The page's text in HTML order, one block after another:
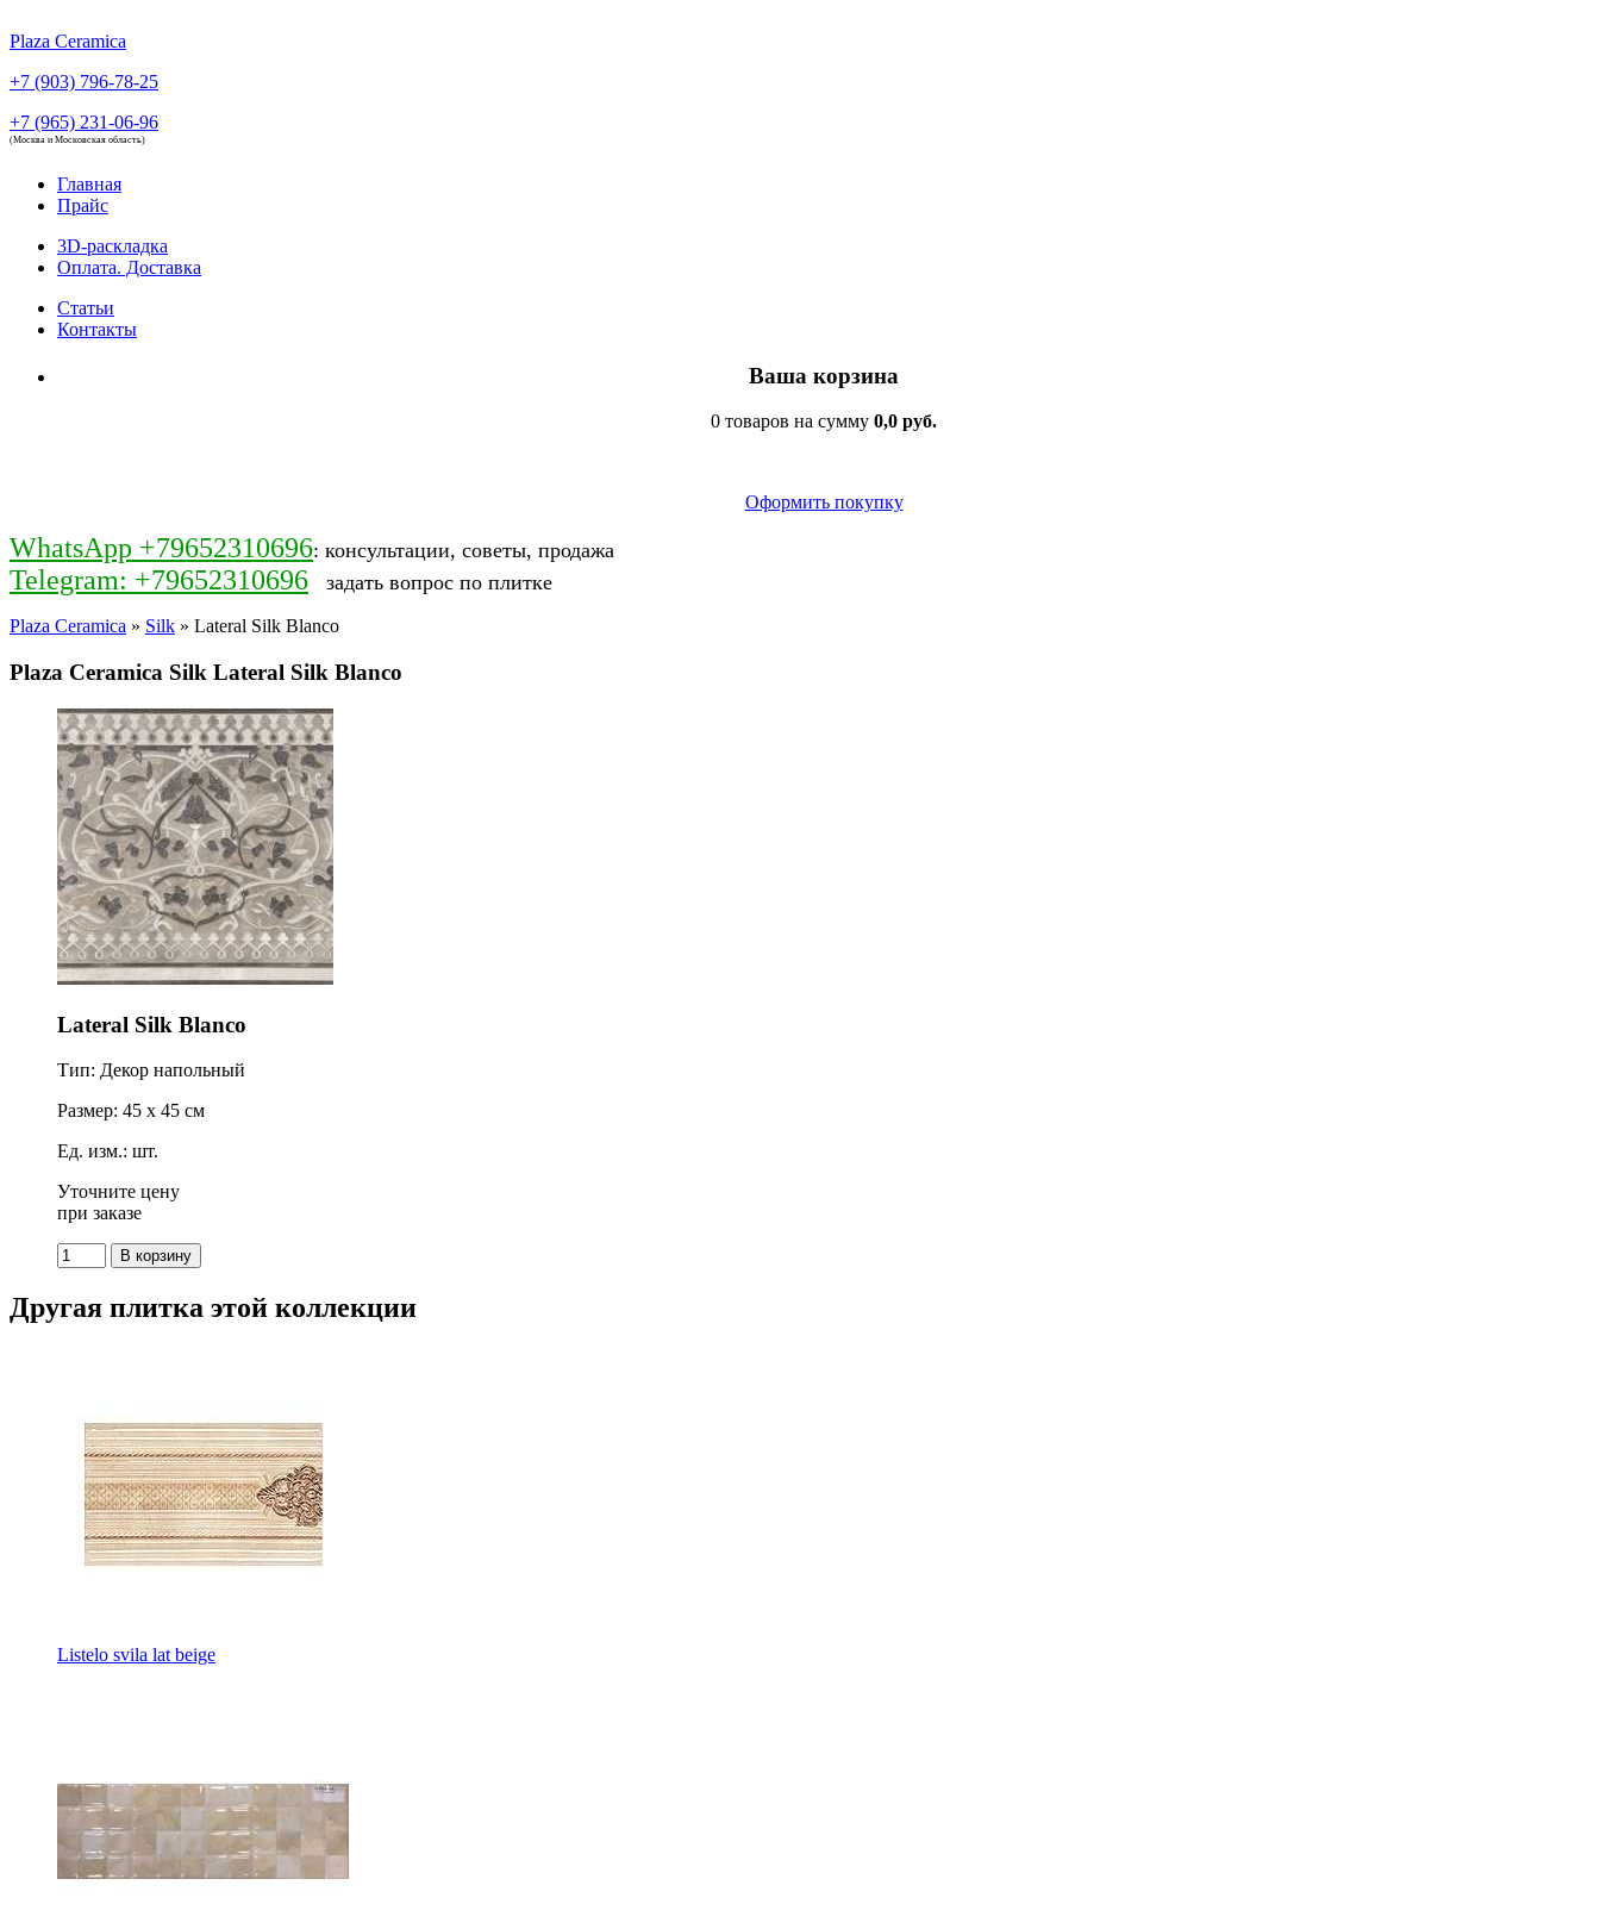
Plaza Ceramica
+7 (903) 796-78-25
+7 (965) 231-06-96
(Москва и Московская область)
Главная
Прайс
3D-раскладка
Оплата. Доставка
Статьи
Контакты
Ваша корзина
0 товаров на сумму 0,0 руб.
Оформить покупку
WhatsApp +79652310696: консультации, советы, продажа
Telegram: +79652310696 задать вопрос по плитке
Plaza Ceramica » Silk » Lateral Silk Blanco
Plaza Ceramica Silk Lateral Silk Blanco
Lateral Silk Blanco
Тип: Декор напольный
Размер: 45 x 45 см
Ед. изм.: шт.
Уточните цену
при заказе
Другая плитка этой коллекции
Listelo svila lat beige